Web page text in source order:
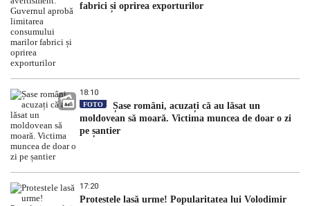
fabrici și oprirea exporturilor
18:10
FOTO
Șase români, acuzați că au lăsat un
moldovean să moară. Victima muncea de doar o zi
pe șantier
17:20
Protestele lasă urme! Popularitatea lui Volodimir